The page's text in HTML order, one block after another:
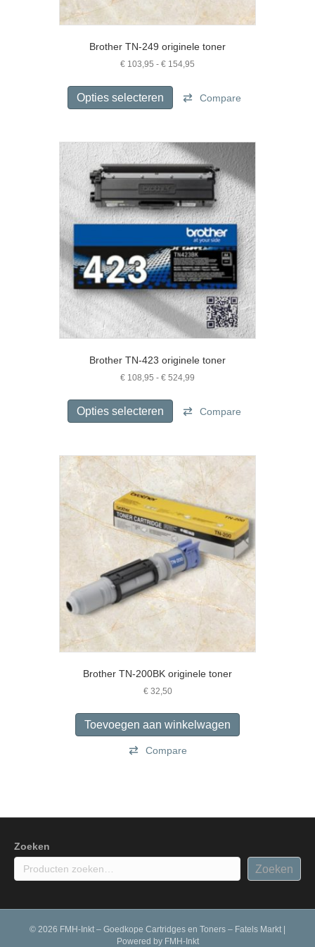
Brother TN-249 originele toner
€ 103,95 - € 154,95
€ 154,95
Opties selecteren
product
Deze
optie
kan
gekozen
worden
op
de
productpagina
Compare
Brother TN-423 originele toner
€ 108,95 - € 524,99
€ 524,99
Opties selecteren
product
Deze
optie
kan
gekozen
worden
op
de
productpagina
Compare
Brother TN-200BK originele toner
€32,50
Toevoegen aan winkelwagen
Compare
Zoeken
Zoeken
© 2026 FMH-Inkt – Goedkope Cartridges en Toners – Fatels Markt
Powered by FMH-Inkt